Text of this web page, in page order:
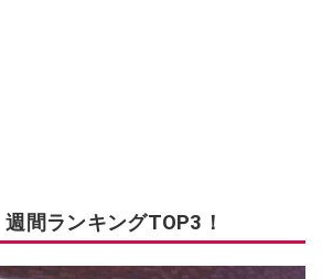
週間ランキングTOP3！